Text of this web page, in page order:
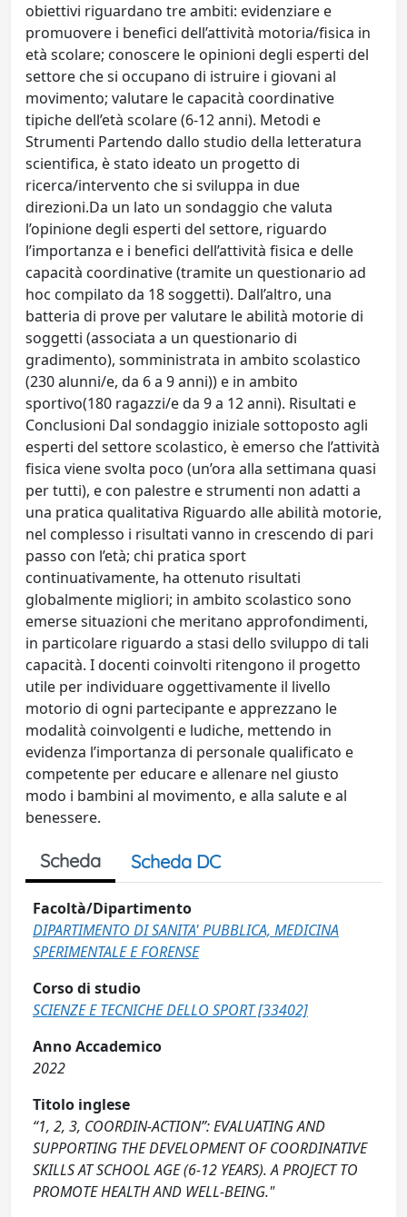
obiettivi riguardano tre ambiti: evidenziare e
promuovere i benefici dell’attività motoria/fisica in
età scolare; conoscere le opinioni degli esperti del
settore che si occupano di istruire i giovani al
movimento; valutare le capacità coordinative
tipiche dell’età scolare (6-12 anni). Metodi e
Strumenti Partendo dallo studio della letteratura
scientifica, è stato ideato un progetto di
ricerca/intervento che si sviluppa in due
direzioni.Da un lato un sondaggio che valuta
l’opinione degli esperti del settore, riguardo
l’importanza e i benefici dell’attività fisica e delle
capacità coordinative (tramite un questionario ad
hoc compilato da 18 soggetti). Dall’altro, una
batteria di prove per valutare le abilità motorie di
soggetti (associata a un questionario di
gradimento), somministrata in ambito scolastico
(230 alunni/e, da 6 a 9 anni)) e in ambito
sportivo(180 ragazzi/e da 9 a 12 anni). Risultati e
Conclusioni Dal sondaggio iniziale sottoposto agli
esperti del settore scolastico, è emerso che l’attività
fisica viene svolta poco (un’ora alla settimana quasi
per tutti), e con palestre e strumenti non adatti a
una pratica qualitativa Riguardo alle abilità motorie,
nel complesso i risultati vanno in crescendo di pari
passo con l’età; chi pratica sport
continuativamente, ha ottenuto risultati
globalmente migliori; in ambito scolastico sono
emerse situazioni che meritano approfondimenti,
in particolare riguardo a stasi dello sviluppo di tali
capacità. I docenti coinvolti ritengono il progetto
utile per individuare oggettivamente il livello
motorio di ogni partecipante e apprezzano le
modalità coinvolgenti e ludiche, mettendo in
evidenza l’importanza di personale qualificato e
competente per educare e allenare nel giusto
modo i bambini al movimento, e alla salute e al
benessere.
Scheda Scheda DC
Facoltà/Dipartimento
DIPARTIMENTO DI SANITA' PUBBLICA, MEDICINA
SPERIMENTALE E FORENSE
Corso di studio
SCIENZE E TECNICHE DELLO SPORT [33402]
Anno Accademico
2022
Titolo inglese
“1, 2, 3, COORDIN-ACTION”: EVALUATING AND
SUPPORTING THE DEVELOPMENT OF COORDINATIVE
SKILLS AT SCHOOL AGE (6-12 YEARS). A PROJECT TO
PROMOTE HEALTH AND WELL-BEING."